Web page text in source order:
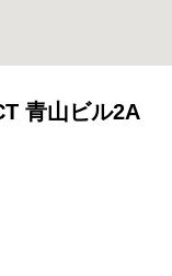
青山ビル2A